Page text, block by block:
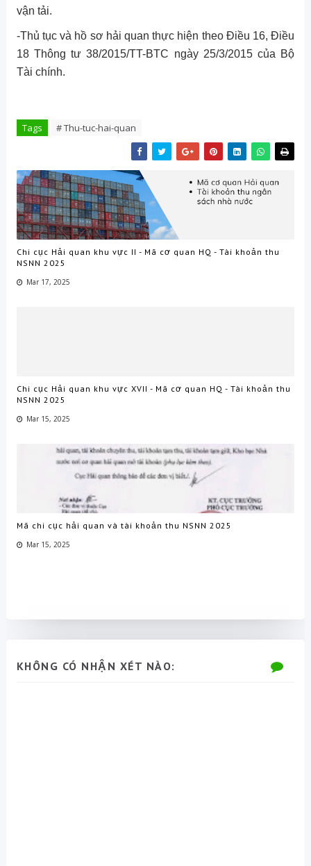
vận tải.
-Thủ tục và hồ sơ hải quan thực hiện theo Điều 16, Điều
18 Thông tư 38/2015/TT-BTC ngày 25/3/2015 của Bộ
Tài chính.
Tags # Thu-tuc-hai-quan
Chi cục Hải quan khu vực II - Mã cơ quan HQ - Tài khoản thu
NSNN 2025
Mar 17, 2025
Chi cục Hải quan khu vực XVII - Mã cơ quan HQ - Tài khoản thu
NSNN 2025
Mar 15, 2025
Mã chi cục hải quan và tài khoản thu NSNN 2025
Mar 15, 2025
KHÔNG CÓ NHẬN XÉT NÀO: